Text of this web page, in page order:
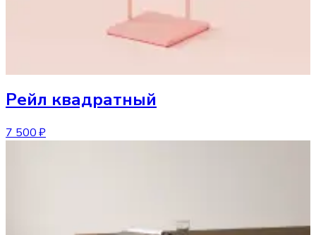
Рейл квадратный
7 500 ₽